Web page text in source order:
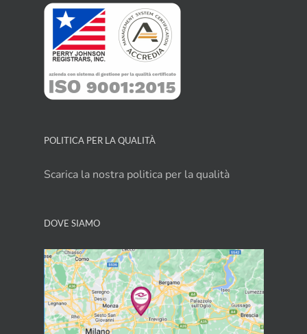
POLITICA PER LA QUALITÀ
Scarica la nostra politica per la qualità
DOVE SIAMO